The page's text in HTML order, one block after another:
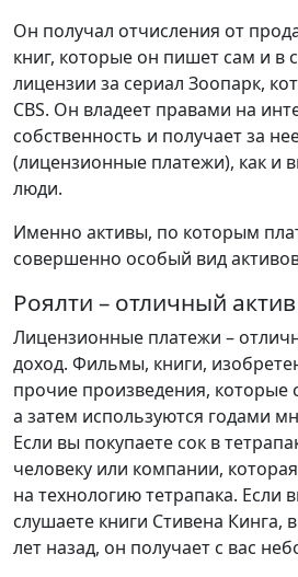
Он получал отчисления от
книг, которые он пишет сам и в
лицензии за сериал Зоопарк,
CBS. Он владеет правами на
собственность и получает за
(лицензионные платежи), как и
люди.
Именно активы, по которым
совершенно особый вид
Роялти – отличный
Лицензионные платежи –
доход. Фильмы, книги,
прочие произведения, которые
а затем используются годами
Если вы покупаете сок в
человеку или компании,
на технологию тетрапака. Если
слушаете книги Стивена
лет назад, он получает с вас